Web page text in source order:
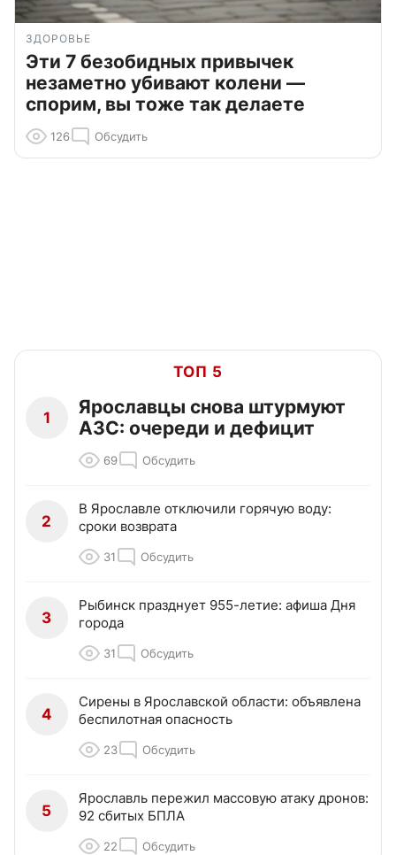
ЗДОРОВЬЕ
Эти 7 безобидных привычек
незаметно убивают колени —
спорим, вы тоже так делаете
126 Обсудить
ТОП 5
1
Ярославцы снова штурмуют
АЗС: очереди и дефицит
69 Обсудить
2
В Ярославле отключили горячую воду:
сроки возврата
31 Обсудить
3
Рыбинск празднует 955-летие: афиша Дня
города
31 Обсудить
4
Сирены в Ярославской области: объявлена
беспилотная опасность
23 Обсудить
5
Ярославль пережил массовую атаку дронов:
92 сбитых БПЛА
22 Обсудить